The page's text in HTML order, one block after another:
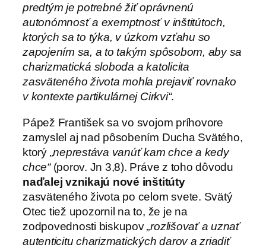
predtým je potrebné žiť oprávnenú
autonómnosť a exemptnosť v inštitútoch,
ktorých sa to týka, v úzkom vzťahu so
zapojením sa, a to takým spôsobom, aby sa
charizmatická sloboda a katolicita
zasväteného života mohla prejaviť rovnako
v kontexte partikulárnej Cirkvi“.
Pápež František sa vo svojom príhovore
zamyslel aj nad pôsobením Ducha Svätého,
ktorý „neprestáva vanúť kam chce a kedy
chce“(porov. Jn 3,8). Práve z toho dôvodu
naďalej vznikajú nové inštitúty
zasväteného života po celom svete. Svätý
Otec tiež upozornil na to, že je na
zodpovednosti biskupov„rozlišovať a uznať
autenticitu charizmatických darov a zriadiť